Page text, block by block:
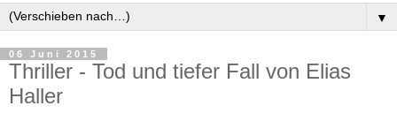
▼
06 Juni 2015
Thriller - Tod und tiefer Fall von Elias
Haller